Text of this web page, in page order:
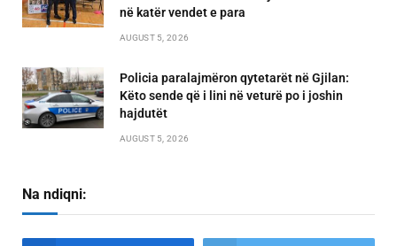
në katër vendet e para
AUGUST 5, 2026
Policia paralajmëron qytetarët në Gjilan:
Këto sende që i lini në veturë po i joshin
hajdutët
AUGUST 5, 2026
Na ndiqni: